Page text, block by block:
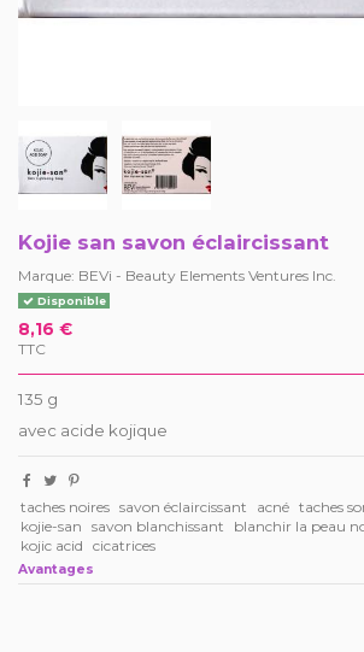
Kojie san savon éclaircissant
Marque: BEVi - Beauty Elements Ventures Inc.
Disponible
8,16 €
TTC
135 g
avec acide kojique
taches noires savon éclaircissant acné taches
kojie-san
savon blanchissant blanchir la peau
kojic acid
cicatrices
Avantages